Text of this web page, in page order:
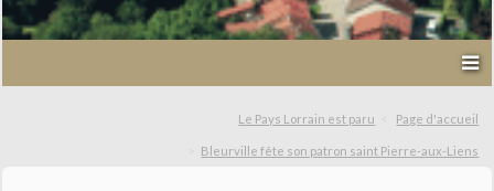
Le Pays Lorrain est paru Page d'accueil
Bleurville fête son patron saint Pierre-aux-Liens